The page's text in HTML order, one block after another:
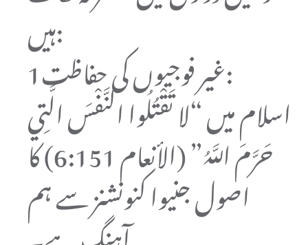
ہیں:
1غیر فوجیوں کی حفاظت:
اسلام میں “لا تَقْتُلُوا النَّفْسَ الَّتِي
حَرَّمَ اللَّهُ” (الأنعام 6:151) کا
اصول جنیوا کنونشنز سے ہم